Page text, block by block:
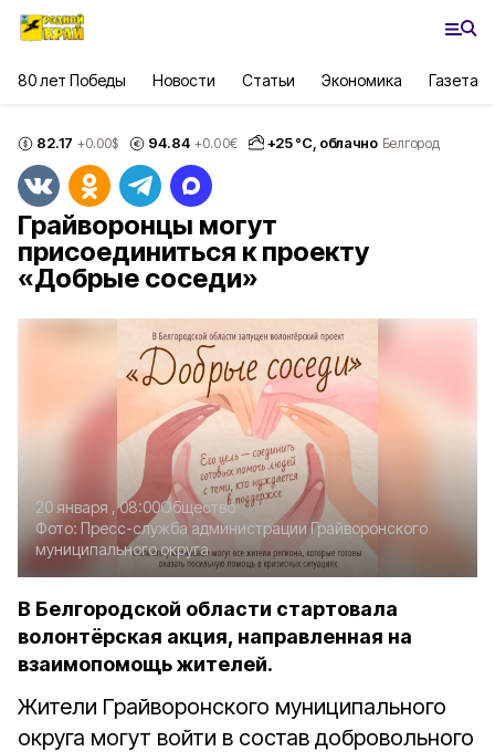
80 лет Победы Новости Статьи Экономика Газета
82.17 +0.00$ 94.84 +0.00€ +25°С, облачно Белгород
Грайворонцы могут
присоединиться к проекту
«Добрые соседи»
20 января , 08:00Общество
Фото: Пресс-служба администрации Грайворонского
муниципального округа
В Белгородской области стартовала
волонтёрская акция, направленная на
взаимопомощь жителей.
Жители Грайворонского муниципального
округа могут войти в состав добровольного